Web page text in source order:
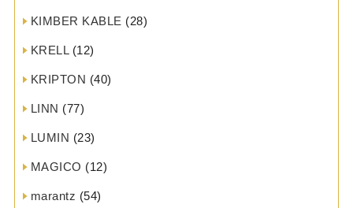
KIMBER KABLE (28)
KRELL(12)
KRIPTON (40)
LINN (77)
LUMIN (23)
MAGICO (12)
marantz (54)